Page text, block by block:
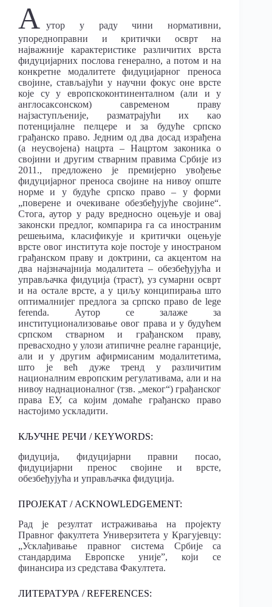
А утор у раду чини нормативни,
упоредноправни и критички осврт на
најважније карактеристике различитих врста
фидуцијарних послова генерално, а потом и на
конкретне модалитете фидуцијарног преноса
својине, стављајући у научни фокус оне врсте
које су у европскоконтиненталном (али и у
англосаксонском) савременом праву
најзаступљеније, разматрајући их као
потенцијалне пелцере и за будуће српско
грађанско право. Једним од два досад израђена
(а неусвојена) нацрта – Нацртом законика о
својини и другим стварним правима Србије из
2011., предложено је премијерно увођење
фидуцијарног преноса својине на нивоу опште
норме и у будуће српско право – у форми
„поверене и очекиване обезбеђујуће својине“.
Стога, аутор у раду вредносно оцењује и овај
законски предлог, компарира га са иностраним
решењима, класификује и критички оцењује
врсте овог института које постоје у иностраном
грађанском праву и доктрини, са акцентом на
два најзначајнија модалитета – обезбеђујућа и
управљачка фидуција (траст), уз сумарни осврт
и на остале врсте, а у циљу конципирања што
оптималнијег предлога за српско право de lege
ferenda. Аутор се залаже за
институционализовање овог права и у будућем
српском стварном и грађанском праву,
превасходно у улози атипичне реалне гаранције,
али и у другим афирмисаним модалитетима,
што је већ дуже тренд у различитим
националним европским регулативама, али и на
нивоу наднационалног (тзв. „меког“) грађанског
права ЕУ, са којим домаће грађанско право
настојимо ускладити.
КЉУЧНЕ РЕЧИ / KEYWORDS:
фидуција, фидуцијарни правни посао,
фидуцијарни пренос својине и врсте,
обезбеђујућа и управљачка фидуција.
ПРОЈЕКАТ / ACKNOWLEDGEMENT:
Рад је резултат истраживања на пројекту
Правног факултета Универзитета у Крагујевцу:
„Усклађивање правног система Србије са
стандардима Европске уније”, који се
финансира из средстава Факултета.
ЛИТЕРАТУРА / REFERENCES: